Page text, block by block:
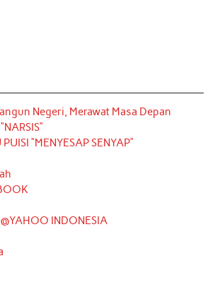
Negeri, Merawat Masa Depan
“MENYESAP SENYAP”
INDONESIA